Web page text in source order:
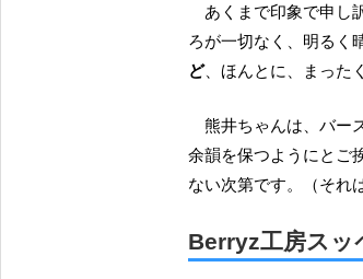
あくまで印象で申
ろが一切なく、明るく
ど、ほんとに、まった
熊井ちゃんは、バースデーイベントとディナーショーを予定している夏まで、この日のライブの
余韻を保つようにとご
ない次第です。（それ
Berryz工房スッ